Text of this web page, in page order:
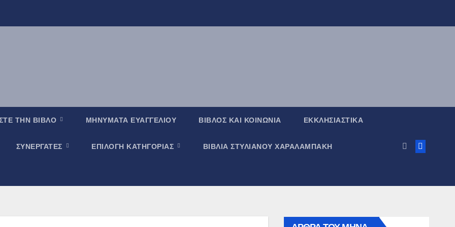
ΤΗΝ ΒΙΒΛΟ ΜΗΝΥΜΑΤΑ ΕΥΑΓΓΕΛΙΟΥ ΒΙΒΛΟΣ ΚΑΙ ΚΟΙΝΩΝΙΑ ΕΚΚΛΗΣΙΑΣΤΙΚΑ
ΣΥΝΕΡΓΑΤΕΣ ΕΠΙΛΟΓΗ ΚΑΤΗΓΟΡΙΑΣ ΒΙΒΛΙΑ ΣΤΥΛΙΑΝΟΥ ΧΑΡΑΛΑΜΠΑΚΗ